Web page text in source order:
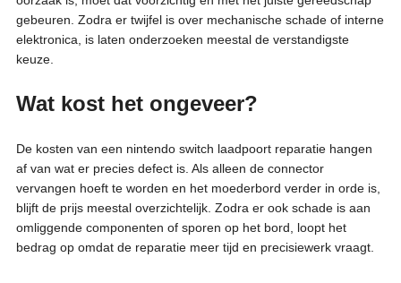
gebeuren. Zodra er twijfel is over mechanische schade of interne
elektronica, is laten onderzoeken meestal de verstandigste
keuze.
Wat kost het ongeveer?
De kosten van een nintendo switch laadpoort reparatie hangen
af van wat er precies defect is. Als alleen de connector
vervangen hoeft te worden en het moederbord verder in orde is,
blijft de prijs meestal overzichtelijk. Zodra er ook schade is aan
omliggende componenten of sporen op het bord, loopt het
bedrag op omdat de reparatie meer tijd en precisiewerk vraagt.